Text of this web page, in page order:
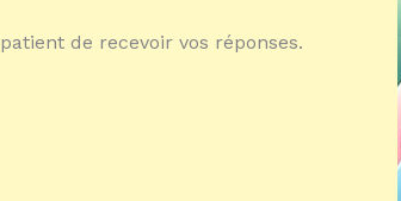
de recevoir vos réponses.